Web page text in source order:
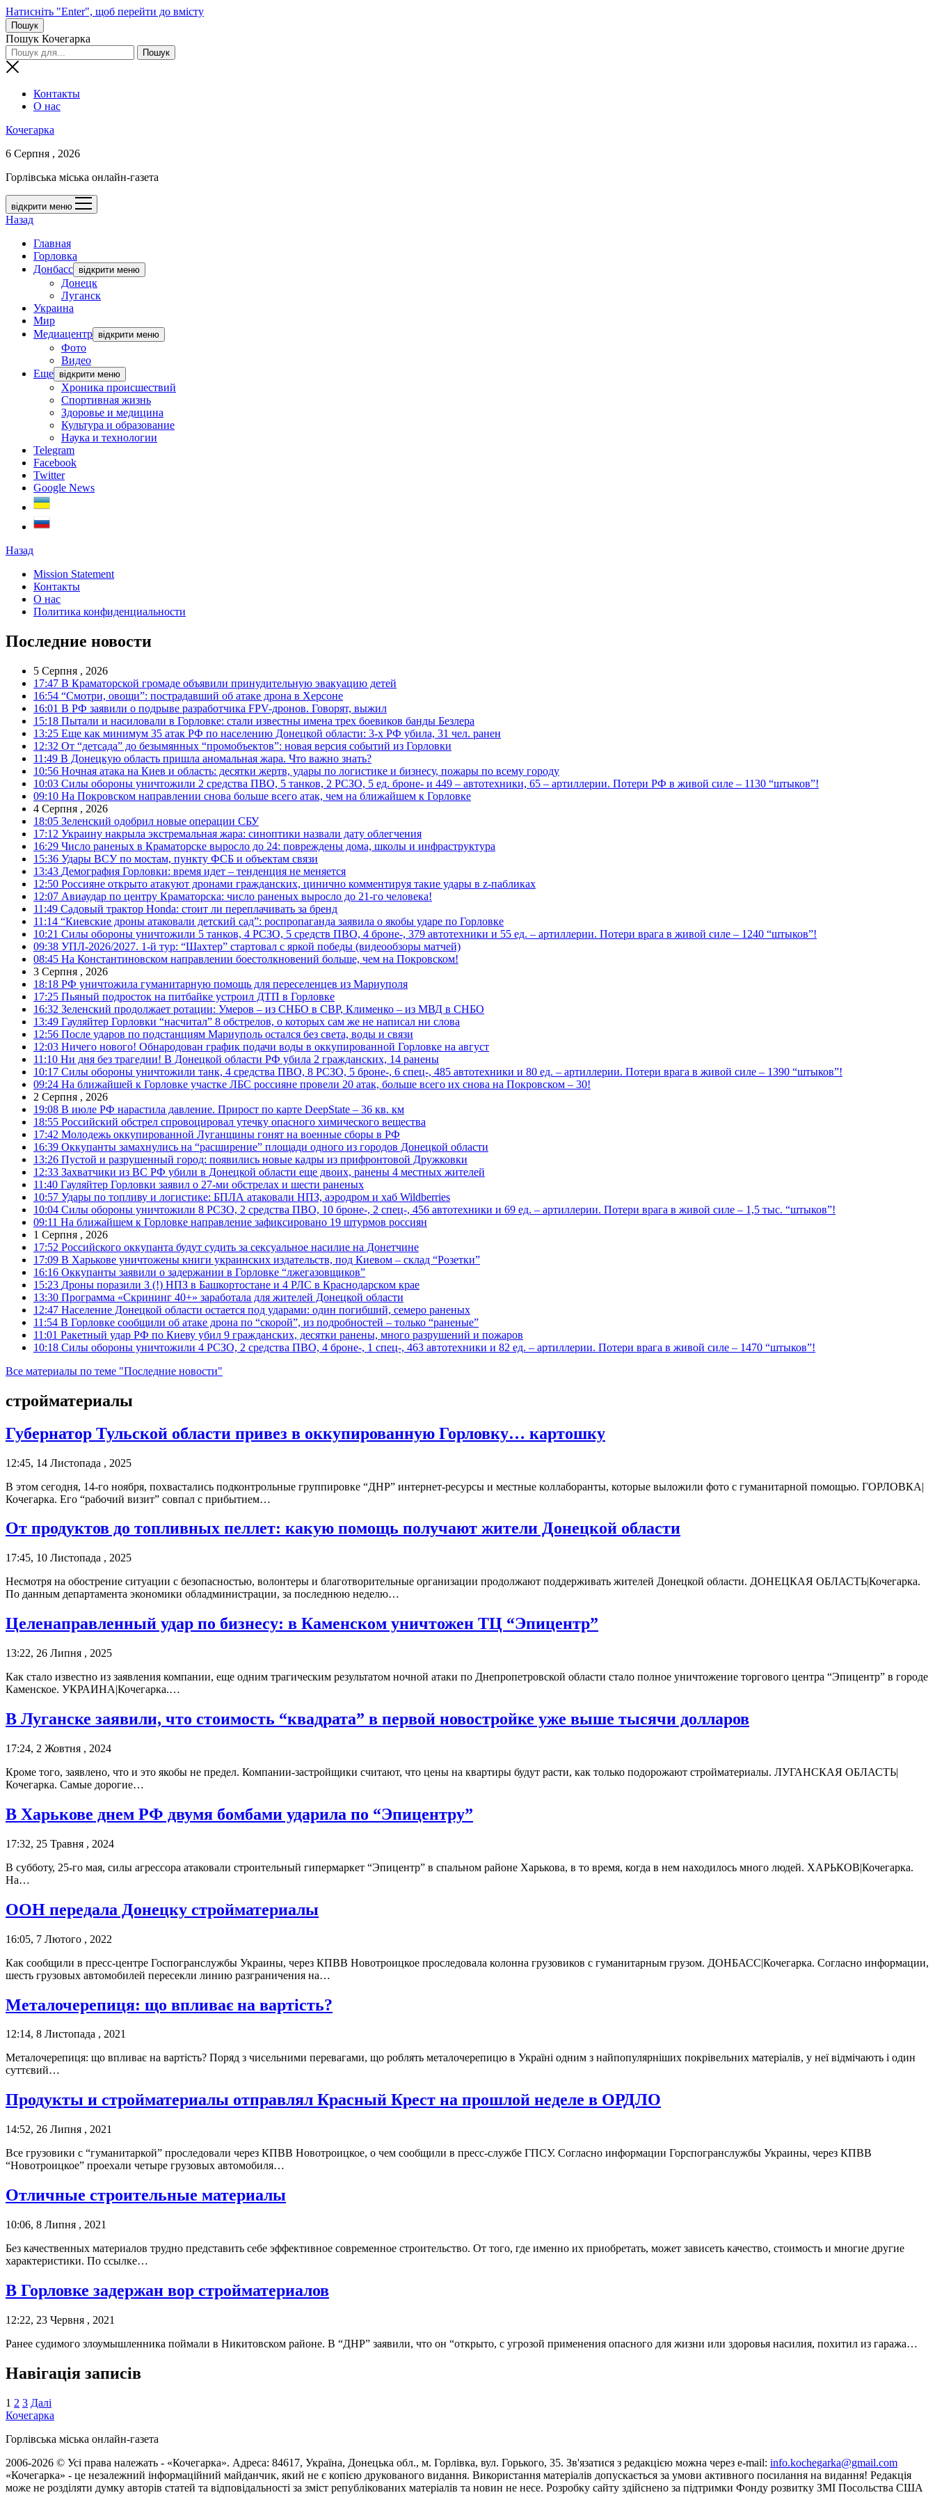
Натисніть "Enter", щоб перейти до вмісту
Пошук
Пошук Кочегарка
Контакты
О нас
Кочегарка
6 Серпня , 2026
Горлівська міська онлайн-газета
відкрити меню
Назад
Главная
Горловка
Донбасс відкрити меню
Донецк
Луганск
Украина
Мир
Медиацентр відкрити меню
Фото
Видео
Еще відкрити меню
Хроника происшествий
Спортивная жизнь
Здоровье и медицина
Культура и образование
Наука и технологии
Telegram
Facebook
Twitter
Google News
Назад
Mission Statement
Контакты
О нас
Политика конфиденциальности
Последние новости
5 Серпня , 2026
17:47 В Краматорской громаде объявили принудительную эвакуацию детей
16:54 “Смотри, овощи”: пострадавший об атаке дрона в Херсоне
16:01 В РФ заявили о подрыве разработчика FPV-дронов. Говорят, выжил
15:18 Пытали и насиловали в Горловке: стали известны имена трех боевиков банды Безлера
13:25 Еще как минимум 35 атак РФ по населению Донецкой области: 3-х РФ убила, 31 чел. ранен
12:32 От “детсада” до безымянных “промобъектов”: новая версия событий из Горловки
11:49 В Донецкую область пришла аномальная жара. Что важно знать?
10:56 Ночная атака на Киев и область: десятки жертв, удары по логистике и бизнесу, пожары по всему городу
10:03 Силы обороны уничтожили 2 средства ПВО, 5 танков, 2 РСЗО, 5 ед. броне- и 449 – автотехники, 65 – артиллерии. Потери РФ в живой силе – 1130 “штыков”!
09:10 На Покровском направлении снова больше всего атак, чем на ближайшем к Горловке
4 Серпня , 2026
18:05 Зеленский одобрил новые операции СБУ
17:12 Украину накрыла экстремальная жара: синоптики назвали дату облегчения
16:29 Число раненых в Краматорске выросло до 24: повреждены дома, школы и инфраструктура
15:36 Удары ВСУ по мостам, пункту ФСБ и объектам связи
13:43 Демография Горловки: время идет – тенденция не меняется
12:50 Россияне открыто атакуют дронами гражданских, цинично комментируя такие удары в z-пабликах
12:07 Авиаудар по центру Краматорска: число раненых выросло до 21-го человека!
11:49 Садовый трактор Honda: стоит ли переплачивать за бренд
11:14 “Киевские дроны атаковали детский сад”: роспропаганда заявила о якобы ударе по Горловке
10:21 Силы обороны уничтожили 5 танков, 4 РСЗО, 5 средств ПВО, 4 броне-, 379 автотехники и 55 ед. – артиллерии. Потери врага в живой силе – 1240 “штыков”!
09:38 УПЛ-2026/2027. 1-й тур: “Шахтер” стартовал с яркой победы (видеообзоры матчей)
08:45 На Константиновском направлении боестолкновений больше, чем на Покровском!
3 Серпня , 2026
18:18 РФ уничтожила гуманитарную помощь для переселенцев из Мариуполя
17:25 Пьяный подросток на питбайке устроил ДТП в Горловке
16:32 Зеленский продолжает ротации: Умеров – из СНБО в СВР, Клименко – из МВД в СНБО
13:49 Гауляйтер Горловки “насчитал” 8 обстрелов, о которых сам же не написал ни слова
12:56 После ударов по подстанциям Мариуполь остался без света, воды и связи
12:03 Ничего нового! Обнародован график подачи воды в оккупированной Горловке на август
11:10 Ни дня без трагедии! В Донецкой области РФ убила 2 гражданских, 14 ранены
10:17 Силы обороны уничтожили танк, 4 средства ПВО, 8 РСЗО, 5 броне-, 6 спец-, 485 автотехники и 80 ед. – артиллерии. Потери врага в живой силе – 1390 “штыков”!
09:24 На ближайшей к Горловке участке ЛБС россияне провели 20 атак, больше всего их снова на Покровском – 30!
2 Серпня , 2026
19:08 В июле РФ нарастила давление. Прирост по карте DeepState – 36 кв. км
18:55 Российский обстрел спровоцировал утечку опасного химического вещества
17:42 Молодежь оккупированной Луганщины гонят на военные сборы в РФ
16:39 Оккупанты замахнулись на “расширение” площади одного из городов Донецкой области
13:26 Пустой и разрушенный город: появились новые кадры из прифронтовой Дружковки
12:33 Захватчики из ВС РФ убили в Донецкой области еще двоих, ранены 4 местных жителей
11:40 Гауляйтер Горловки заявил о 27-ми обстрелах и шести раненых
10:57 Удары по топливу и логистике: БПЛА атаковали НПЗ, аэродром и хаб Wildberries
10:04 Силы обороны уничтожили 8 РСЗО, 2 средства ПВО, 10 броне-, 2 спец-, 456 автотехники и 69 ед. – артиллерии. Потери врага в живой силе – 1,5 тыс. “штыков”!
09:11 На ближайшем к Горловке направление зафиксировано 19 штурмов россиян
1 Серпня , 2026
17:52 Российского оккупанта будут судить за сексуальное насилие на Донетчине
17:09 В Харькове уничтожены книги украинских издательств, под Киевом – склад “Розетки”
16:16 Оккупанты заявили о задержании в Горловке “лжегазовщиков”
15:23 Дроны поразили 3 (!) НПЗ в Башкортостане и 4 РЛС в Краснодарском крае
13:30 Программа «Скрининг 40+» заработала для жителей Донецкой области
12:47 Население Донецкой области остается под ударами: один погибший, семеро раненых
11:54 В Горловке сообщили об атаке дрона по “скорой”, из подробностей – только “раненые”
11:01 Ракетный удар РФ по Киеву убил 9 гражданских, десятки ранены, много разрушений и пожаров
10:18 Силы обороны уничтожили 4 РСЗО, 2 средства ПВО, 4 броне-, 1 спец-, 463 автотехники и 82 ед. – артиллерии. Потери врага в живой силе – 1470 “штыков”!
Все материалы по теме "Последние новости"
стройматериалы
Губернатор Тульской области привез в оккупированную Горловку… картошку
12:45, 14 Листопада , 2025
В этом сегодня, 14-го ноября, похвастались подконтрольные группировке “ДНР” интернет-ресурсы и местные коллаборанты, которые выложили фото с гуманитарной помощью. ГОРЛОВКА|
Кочегарка. Его “рабочий визит” совпал с прибытием…
От продуктов до топливных пеллет: какую помощь получают жители Донецкой области
17:45, 10 Листопада , 2025
Несмотря на обострение ситуации с безопасностью, волонтеры и благотворительные организации продолжают поддерживать жителей Донецкой области. ДОНЕЦКАЯ ОБЛАСТЬ|Кочегарка.
По данным департамента экономики обладминистрации, за последнюю неделю…
Целенаправленный удар по бизнесу: в Каменском уничтожен ТЦ “Эпицентр”
13:22, 26 Липня , 2025
Как стало известно из заявления компании, еще одним трагическим результатом ночной атаки по Днепропетровской области стало полное уничтожение торгового центра “Эпицентр” в городе
Каменское. УКРАИНА|Кочегарка.…
В Луганске заявили, что стоимость “квадрата” в первой новостройке уже выше тысячи долларов
17:24, 2 Жовтня , 2024
Кроме того, заявлено, что и это якобы не предел. Компании-застройщики считают, что цены на квартиры будут расти, как только подорожают стройматериалы. ЛУГАНСКАЯ ОБЛАСТЬ|
Кочегарка. Самые дорогие…
В Харькове днем РФ двумя бомбами ударила по “Эпицентру”
17:32, 25 Травня , 2024
В субботу, 25-го мая, силы агрессора атаковали строительный гипермаркет “Эпицентр” в спальном районе Харькова, в то время, когда в нем находилось много людей. ХАРЬКОВ|Кочегарка.
На…
ООН передала Донецку стройматериалы
16:05, 7 Лютого , 2022
Как сообщили в пресс-центре Госпогранслужбы Украины, через КПВВ Новотроицкое проследовала колонна грузовиков с гуманитарным грузом. ДОНБАСС|Кочегарка. Согласно информации,
шесть грузовых автомобилей пересекли линию разграничения на…
Металочерепиця: що впливає на вартість?
12:14, 8 Листопада , 2021
Металочерепиця: що впливає на вартість? Поряд з чисельними перевагами, що роблять металочерепицю в Україні одним з найпопулярніших покрівельних матеріалів, у неї відмічають і один
суттєвий…
Продукты и стройматериалы отправлял Красный Крест на прошлой неделе в ОРДЛО
14:52, 26 Липня , 2021
Все грузовики с “гуманитаркой” проследовали через КПВВ Новотроицкое, о чем сообщили в пресс-службе ГПСУ. Согласно информации Горспогранслужбы Украины, через КПВВ
“Новотроицкое” проехали четыре грузовых автомобиля…
Отличные строительные материалы
10:06, 8 Липня , 2021
Без качественных материалов трудно представить себе эффективное современное строительство. От того, где именно их приобретать, может зависеть качество, стоимость и многие другие
характеристики. По ссылке…
В Горловке задержан вор стройматериалов
12:22, 23 Червня , 2021
Ранее судимого злоумышленника поймали в Никитовском районе. В “ДНР” заявили, что он “открыто, с угрозой применения опасного для жизни или здоровья насилия, похитил из гаража…
Навігація записів
1 2 3 Далі
Кочегарка
Горлівська міська онлайн-газета
2006-2026 © Усі права належать - «Кочегарка». Адреса: 84617, Україна, Донецька обл., м. Горлівка, вул. Горького, 35. Зв'язатися з редакцією можна через e-mail: info.kochegarka@gmail.com
«Кочегарка» - це незалежний інформаційний майданчик, який не є копією друкованого видання. Використання матеріалів допускається за умови активного посилання на видання! Редакція
може не розділяти думку авторів статей та відповідальності за зміст републікованих матеріалів та новин не несе. Розробку сайту здійснено за підтримки Фонду розвитку ЗМІ Посольства США